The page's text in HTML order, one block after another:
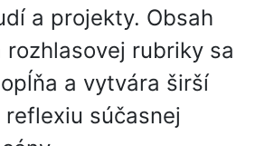
a projekty. Obsah
rozhlasovej rubriky sa
a vytvára širší
súčasnej